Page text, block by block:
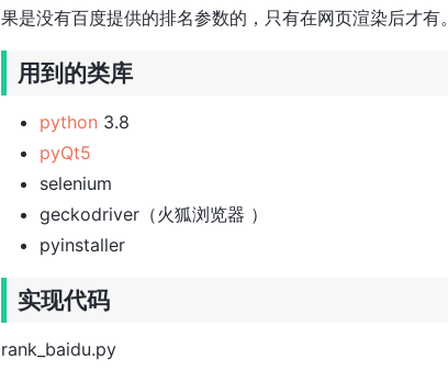
果是没有百度提供的排名参数的，只有在网页渲染后才有。
用到的类库
python 3.8
pyQt5
selenium
geckodriver（火狐浏览器 ）
pyinstaller
实现代码
rank_baidu.py